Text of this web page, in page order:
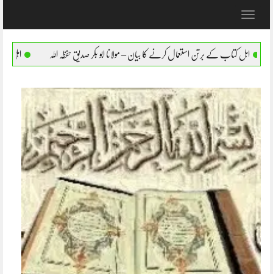
Toggle
کا بیان – مولانا ابو بکر صدیق حفظہ اللہ اہل کتاب کے برتن استعمال کرنے کا بیان